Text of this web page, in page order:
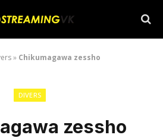
» Chikumagawa zessho
DIVERS
zessho